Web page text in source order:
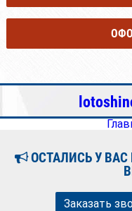
ОСТАЛИСЬ У
Заказать